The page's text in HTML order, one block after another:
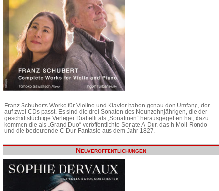
Franz Schuberts Werke für Violine und Klavier haben genau den Umfang, der
auf zwei CDs passt. Es sind die drei Sonaten des Neunzehnjährigen, die der
geschäftstüchtige Verleger Diabelli als „Sonatinen“ herausgegeben hat, dazu
kommen die als „Grand Duo“ veröffentlichte Sonate A-Dur, das h-Moll-Rondo
und die bedeutende C-Dur-Fantasie aus dem Jahr 1827.
Neuveröffentlichungen